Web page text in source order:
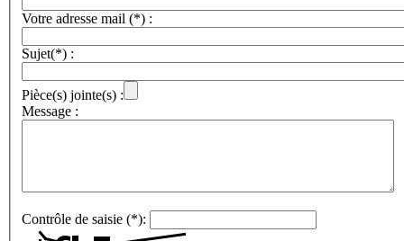
Votre adresse mail (*) :
Sujet(*) :
Pièce(s) jointe(s) :
Message :
Contrôle de saisie (*):